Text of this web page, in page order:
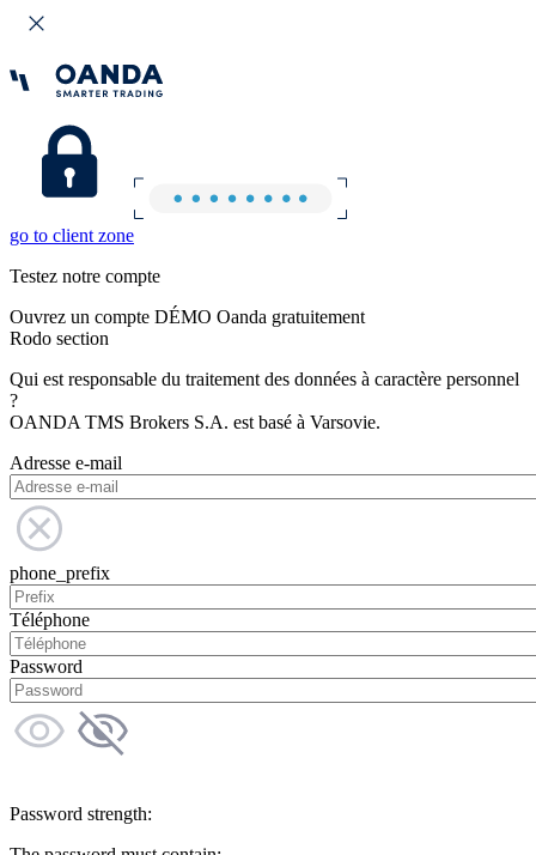
go to client zone
Testez notre compte
Ouvrez un compte DÉMO Oanda gratuitement
Rodo section
Qui est responsable du traitement des données à caractère personnel
?
OANDA TMS Brokers S.A. est basé à Varsovie.
Adresse e-mail
phone_prefix
Téléphone
Password
Password strength: